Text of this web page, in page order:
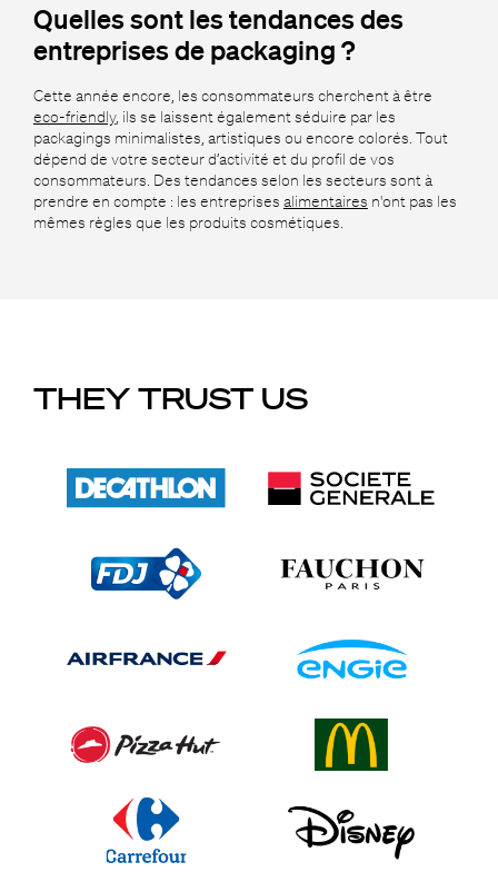
Quelles sont les tendances des
entreprises de packaging ?
Cette année encore, les consommateurs cherchent à être
eco-friendly, ils se laissent également séduire par les
packagings minimalistes, artistiques ou encore colorés. Tout
dépend de votre secteur d’activité et du profil de vos
consommateurs. Des tendances selon les secteurs sont à
prendre en compte : les entreprises alimentaires n'ont pas les
mêmes règles que les produits cosmétiques.
THEY TRUST US